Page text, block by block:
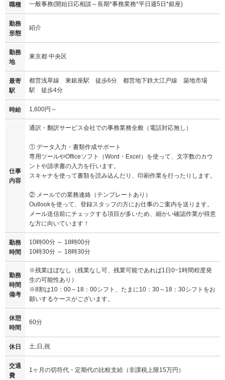
職種 一般事務(開始日応相談～長期*事務業務*平日週5日*銀座)
勤務
形態
紹介
勤務
地
東京都 中央区
最寄
駅
都営浅草線 東銀座駅 徒歩6分 都営地下鉄大江戸線 築地市場
駅 徒歩4分
時給 1,600円～
仕事
内容
通訳・翻訳サービス会社での事務業務全般（電話対応無し）
① データ入力・書類作成サポート
専用ツールやOfficeソフト（Word・Excel）を使って、文字数のカウ
ントや請求書の入力を行います。
スキャナを使って書類を読み込んだり、印刷作業を行ったりします。
② メールでの業務連絡（テンプレートあり）
Outlookを使って、登録スタッフの方にお仕事のご案内を送ります。
メール送信前にチェックする項目が多いため、細かい確認作業が得意
な方に向いています！
勤務
時間
10時00分 ～ 18時00分
10時30分 ～ 18時30分
勤務
時間
備考
※残業ほぼなし（残業なし可、残業可能であれば1日0~1時間程度発
生の可能性あり）
※8割は10：00～18：00シフト、たまに10：30～18：30シフトをお
願いするケースがございます。
休憩
時間
60分
休日 土,日,祝
交通
費
1ヶ月の切符代・定期代の比較支給（非課税上限15万円）